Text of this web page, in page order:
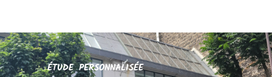
ÉTUDE PERSONNALISÉE